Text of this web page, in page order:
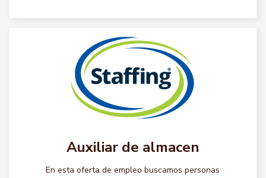
Auxiliar de almacen
En esta oferta de empleo buscamos personas